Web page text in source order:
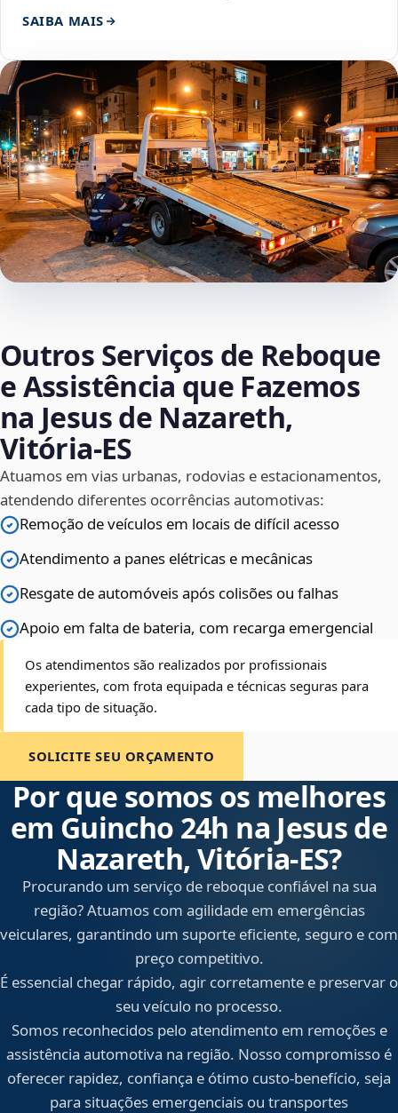
SAIBA MAIS
Outros Serviços de Reboque
e Assistência que Fazemos
na Jesus de Nazareth,
Vitória‑ES
Atuamos em vias urbanas, rodovias e estacionamentos,
atendendo diferentes ocorrências automotivas:
Remoção de veículos em locais de difícil acesso
Atendimento a panes elétricas e mecânicas
Resgate de automóveis após colisões ou falhas
Apoio em falta de bateria, com recarga emergencial
Os atendimentos são realizados por profissionais
experientes, com frota equipada e técnicas seguras para
cada tipo de situação.
SOLICITE SEU ORÇAMENTO
Por que somos os melhores
em Guincho 24h na Jesus de
Nazareth, Vitória‑ES?
Procurando um serviço de reboque confiável na sua
região? Atuamos com agilidade em emergências
veiculares, garantindo um suporte eficiente, seguro e com
preço competitivo.
É essencial chegar rápido, agir corretamente e preservar o
seu veículo no processo.
Somos reconhecidos pelo atendimento em remoções e
assistência automotiva na região. Nosso compromisso é
oferecer rapidez, confiança e ótimo custo-benefício, seja
para situações emergenciais ou transportes